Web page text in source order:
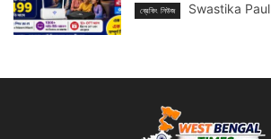
ব্রেকিং নিউজ Swastika Paul